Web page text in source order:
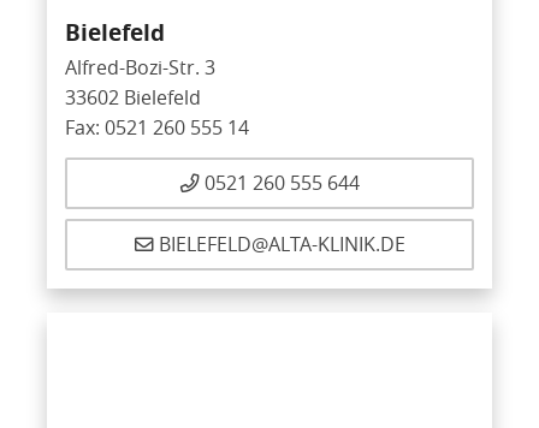
Bielefeld
Alfred-Bozi-Str. 3
33602 Bielefeld
Fax: 0521 260 555 14
0521 260 555 644
BIELEFELD@ALTA-KLINIK.DE